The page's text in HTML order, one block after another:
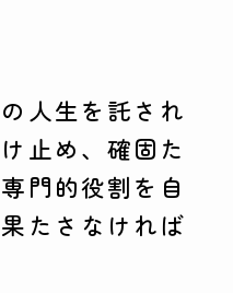
人生を託され
止め、確固た
門的役割を自
たさなければ